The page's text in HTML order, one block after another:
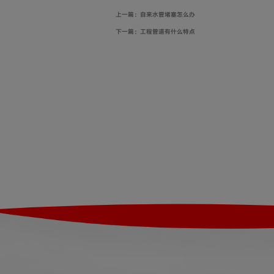
上一篇：自来水管堵塞怎么办
下一篇：工程管道有什么特点